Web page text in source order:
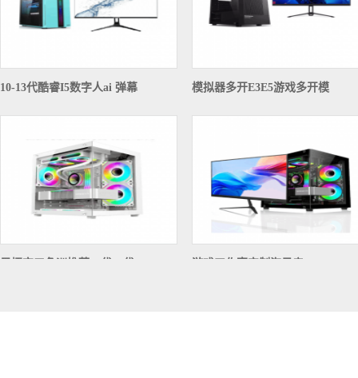
10-13代酷睿I5数字人ai 弹幕 模拟器多开E3E5游戏多开模